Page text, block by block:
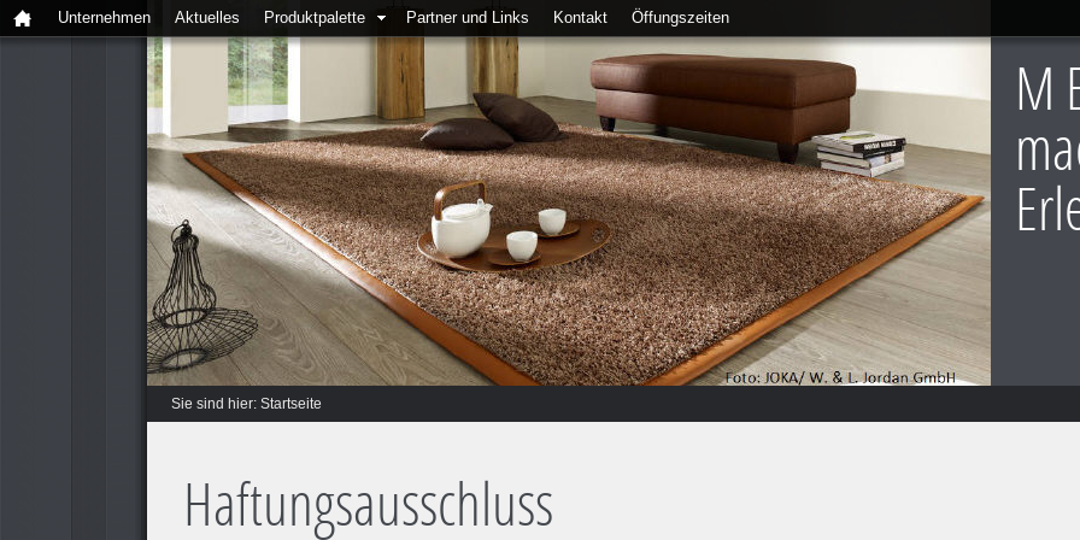
Unternehmen Aktuelles Produktpalette Partner und Links Kontakt Öffungszeiten
M
Sie sind hier: Startseite
Haftungsausschluss